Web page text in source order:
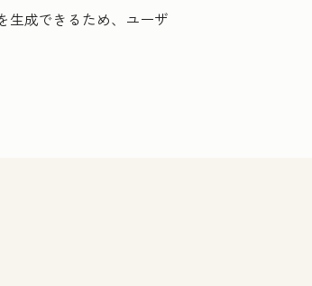
生成できるため、ユーザ